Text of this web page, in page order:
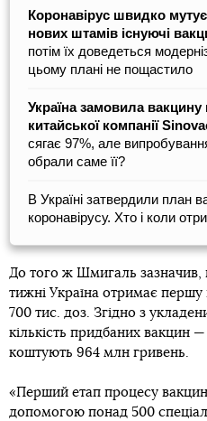
Коронавірус швидко
нових штамів існуючі
потім їх доведеться
цьому плані не пощастило
Україна замовила вакцину
китайської компанії
сягає 97%, але
обрали саме її?
В Україні затвердили план
коронавірусу. Хто і коли
До того ж Шмигаль
тижні Україна отримає
700 тис. доз. Згідно з
кількість придбаних вакцин —
коштують 964 млн гривень.
«Перший етап процесу
допомогою понад 500